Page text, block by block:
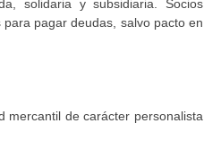
solidaria y subsidiaria. Socios
pagar deudas, salvo pacto en
mercantil de carácter personalista